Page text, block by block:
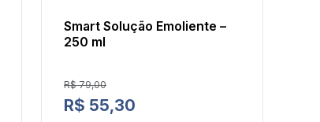
Smart Solução Emoliente –
250 ml
Preço de venda
R$ 79,00
Preço normal
R$ 55,30